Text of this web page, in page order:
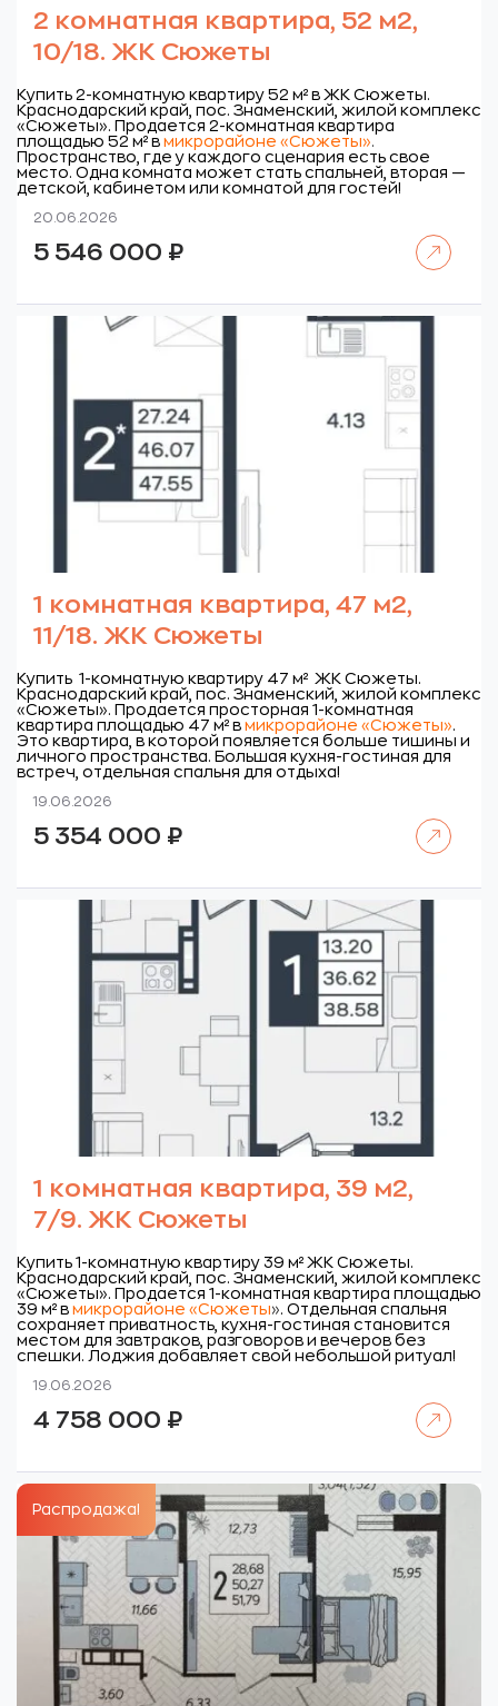
2 комнатная квартира, 52 м2,
10/18. ЖК Сюжеты
Купить 2-комнатную квартиру 52 м² в ЖК Сюжеты.
Краснодарский край, пос. Знаменский, жилой комплекс
«Сюжеты». Продается 2-комнатная квартира
площадью 52 м² в микрорайоне «Сюжеты».
Пространство, где у каждого сценария есть свое
место. Одна комната может стать спальней, вторая —
детской, кабинетом или комнатой для гостей!
20.06.2026
5 546 000 ₽
1 комнатная квартира, 47 м2,
11/18. ЖК Сюжеты
Купить 1-комнатную квартиру 47 м² ЖК Сюжеты.
Краснодарский край, пос. Знаменский, жилой комплекс
«Сюжеты». Продается просторная 1-комнатная
квартира площадью 47 м² в микрорайоне «Сюжеты».
Это квартира, в которой появляется больше тишины и
личного пространства. Большая кухня-гостиная для
встреч, отдельная спальня для отдыха!
19.06.2026
5 354 000 ₽
1 комнатная квартира, 39 м2,
7/9. ЖК Сюжеты
Купить 1-комнатную квартиру 39 м² ЖК Сюжеты.
Краснодарский край, пос. Знаменский, жилой комплекс
«Сюжеты». Продается 1-комнатная квартира площадью
39 м² в микрорайоне «Сюжеты». Отдельная спальня
сохраняет приватность, кухня-гостиная становится
местом для завтраков, разговоров и вечеров без
спешки. Лоджия добавляет свой небольшой ритуал!
19.06.2026
4 758 000 ₽
Распродажа!